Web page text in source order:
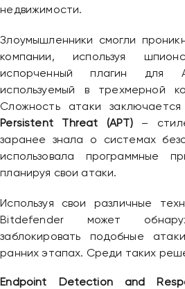
недвижимости.
Злоумышленники смогли
компании, используя
испорченный плагин для
используемый в трехмерной
Сложность атаки
Persistent Threat (APT)–
заранее знала о системах
использовала программные
планируя свои атаки.
Используя свои различные
Bitdefender может
заблокировать подобные
ранних этапах. Среди таких
Endpoint Detection and